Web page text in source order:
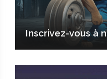
Inscrivez-vous à